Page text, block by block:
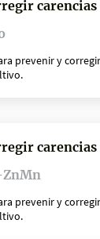
carencias
prevenir y
carencias
ZnMn
prevenir y